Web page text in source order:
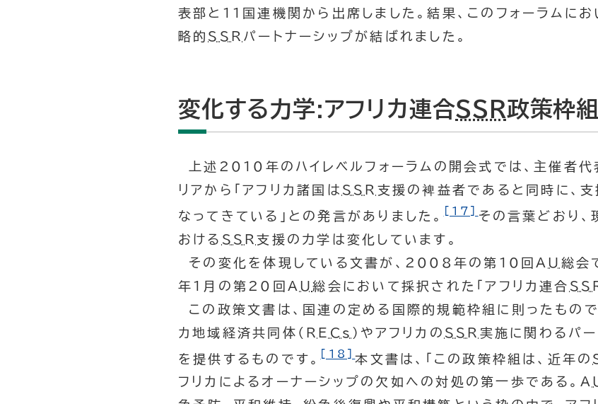
表部と11国連機関から出席しました。結果、このフォーラムにお
略的 SSR パートナーシップが結ばれました。
変化する力学:アフリカ連合SSR政策枠
上述2010年のハイレベルフォーラムの開会式では、主催者代
リアから「アフリカ諸国は SSR 支援の裨益者であると同時に、
なってきている」との発言がありました。 [17] その言葉どおり、
おける SSR支援の力学は変化しています。
その変化を体現している文書が、2008年の第10回 AU 総会
年1月の第20回 AU総会において採択された「アフリカ連合
この政策文書は、国連の定める国際的規範枠組に則ったもので
カ地域経済共同体（ RECs ）やアフリカの SSR 実施に関わるパー
を提供するものです。[18]本文書は、「この政策枠組は、近年の
フリカによるオーナーシップの欠如への対処の第一歩である。